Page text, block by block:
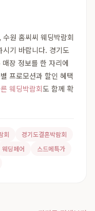
원 홈씨씨 웨딩박람회
기 바랍니다. 경기도
장 정보를 한 자리에
프로모션과 할인 혜택
웨딩박람회도 함께 확
회
경기도결혼박람회
웨딩페어
스드메특가